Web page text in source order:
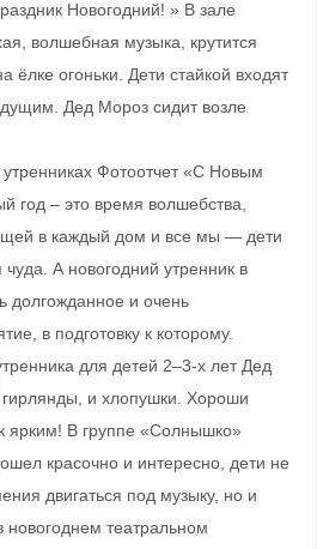
Новогодний! » В зале
волшебная музыка, крутится
ёлке огоньки. Дети стайкой входят
Дед Мороз сидит возле
Фотоотчет «С Новым
год – это время волшебства,
в каждый дом и все мы — дети
А новогодний утренник в
долгожданное и очень
в подготовку к которому.
для детей 2–3-х лет Дед
и хлопушки. Хороши
ярким! В группе «Солнышко»
красочно и интересно, дети не
двигаться под музыку, но и
новогоднем театральном